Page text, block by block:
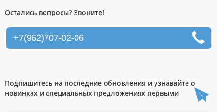
Остались вопросы? Звоните!
+7(962)707-02-06
Подпишитесь на последние обновления и узнавайте о
новинках и специальных предложениях первыми